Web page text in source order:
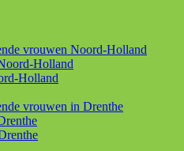
vrouwen Noord-Holland
Holland
Holland
vrouwen in Drenthe